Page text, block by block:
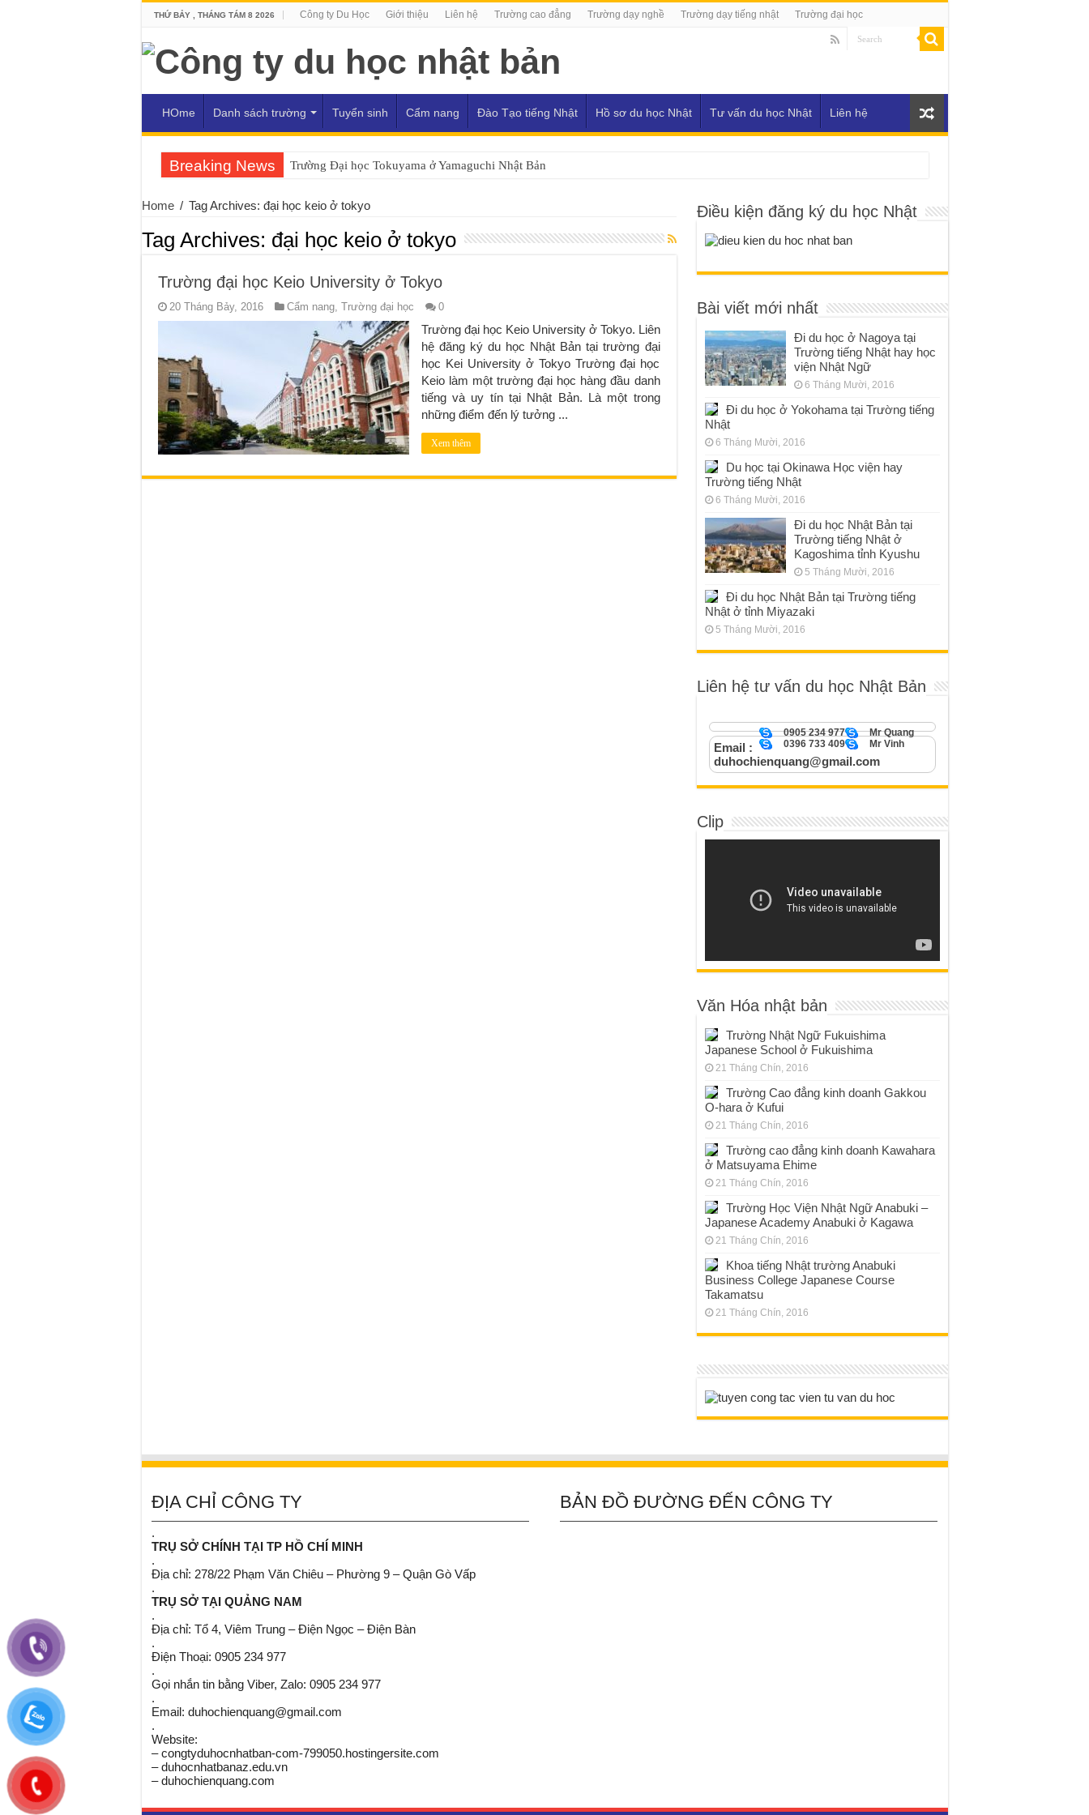
THỨ BẢY , THÁNG TÁM 8 2026 Công ty Du Học Giới thiệu Liên hệ Trường cao đẳng Trường dạy nghề Trường dạy tiếng nhật Trường đại học
HOme Danh sách trường Tuyển sinh Cẩm nang Đào Tạo tiếng Nhật Hồ sơ du học Nhật Tư vấn du học Nhật Liên hệ
Breaking News Trường Đại học Tokuyama ở Yamaguchi Nhật Bản
Home / Tag Archives: đại học keio ở tokyo
Tag Archives: đại học keio ở tokyo
Trường đại học Keio University ở Tokyo
20 Tháng Bảy, 2016 Cẩm nang, Trường đại học 0
Trường đại học Keio University ở Tokyo. Liên
hệ đăng ký du học Nhật Bản tại trường đại
học Kei University ở Tokyo Trường đại học
Keio làm một trường đại học hàng đầu danh
tiếng và uy tín tại Nhật Bản. Là một trong
những điểm đến lý tưởng ...
Xem thêm
Điều kiện đăng ký du học Nhật
Bài viết mới nhất
Đi du học ở Nagoya tại
Trường tiếng Nhật hay học
viện Nhật Ngữ
6 Tháng Mười, 2016
Đi du học ở Yokohama tại Trường tiếng
Nhật
6 Tháng Mười, 2016
Du học tại Okinawa Học viện hay
Trường tiếng Nhật
6 Tháng Mười, 2016
Đi du học Nhật Bản tại
Trường tiếng Nhật ở
Kagoshima tỉnh Kyushu
5 Tháng Mười, 2016
Đi du học Nhật Bản tại Trường tiếng
Nhật ở tỉnh Miyazaki
5 Tháng Mười, 2016
Liên hệ tư vấn du học Nhật Bản
Mr Quang
0905 234 977
Mr Vinh
0396 733 409
Email :
duhochienquang@gmail.com
Clip
Văn Hóa nhật bản
Trường Nhật Ngữ Fukuishima
Japanese School ở Fukuishima
21 Tháng Chín, 2016
Trường Cao đẳng kinh doanh Gakkou
O-hara ở Kufui
21 Tháng Chín, 2016
Trường cao đẳng kinh doanh Kawahara
ở Matsuyama Ehime
21 Tháng Chín, 2016
Trường Học Viện Nhật Ngữ Anabuki –
Japanese Academy Anabuki ở Kagawa
21 Tháng Chín, 2016
Khoa tiếng Nhật trường Anabuki
Business College Japanese Course
Takamatsu
21 Tháng Chín, 2016
ĐỊA CHỈ CÔNG TY
.
TRỤ SỞ CHÍNH TẠI TP HỒ CHÍ MINH
.
Địa chỉ: 278/22 Phạm Văn Chiêu – Phường 9 – Quận Gò Vấp
.
TRỤ SỞ TẠI QUẢNG NAM
.
Địa chỉ: Tổ 4, Viêm Trung – Điện Ngọc – Điện Bàn
.
Điện Thoại: 0905 234 977
.
Gọi nhắn tin bằng Viber, Zalo: 0905 234 977
.
Email: duhochienquang@gmail.com
.
Website:
– congtyduhocnhatban-com-799050.hostingersite.com
– duhocnhatbanaz.edu.vn
– duhochienquang.com
BẢN ĐỒ ĐƯỜNG ĐẾN CÔNG TY